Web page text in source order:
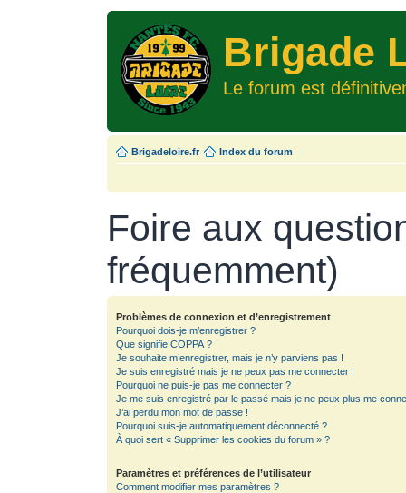
Brigade
Le forum est
Brigadeloire.fr Index du forum
Foire aux
fréquemment)
Problèmes de connexion et d’enregistrement
Pourquoi dois-je m’enregistrer ?
Que signifie COPPA ?
Je souhaite m’enregistrer, mais je n’y parviens pas !
Je suis enregistré mais je ne peux pas me connecter !
Pourquoi ne puis-je pas me connecter ?
Je me suis enregistré par le passé mais je ne peux plus me
J’ai perdu mon mot de passe !
Pourquoi suis-je automatiquement déconnecté ?
À quoi sert « Supprimer les cookies du forum » ?
Paramètres et préférences de l’utilisateur
Comment modifier mes paramètres ?